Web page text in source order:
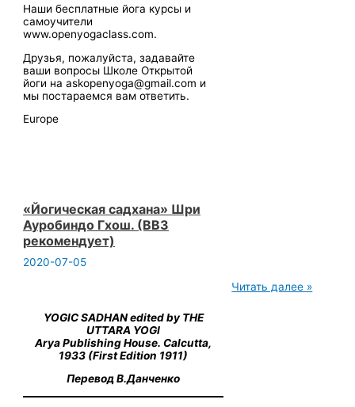
Наши бесплатные йога курсы и
самоучители
www.openyogaclass.com.
Друзья, пожалуйста, задавайте
ваши вопросы Школе Открытой
йоги на askopenyoga@gmail.com и
мы постараемся вам ответить.
Europe
«Йогическая садхана» Шри
Ауробиндо Гхош. (ВВЗ
рекомендует)
2020-07-05
YOGIC SADHAN edited by THE
UTTARA YOGI
Arya Publishing House. Calcutta,
1933 (First Edition 1911)
Перевод В.Данченко
«Йогическая
Читать далее »